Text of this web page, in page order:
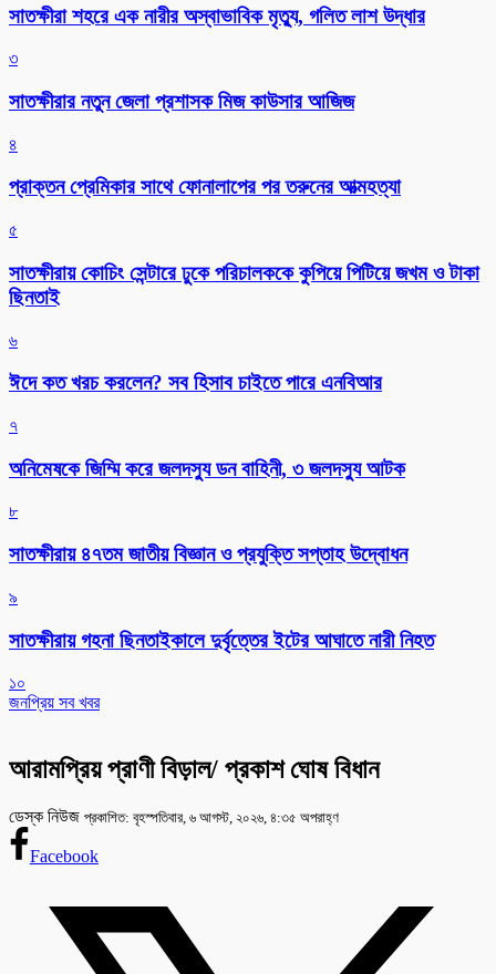
সাতক্ষীরা শহরে এক নারীর অস্বাভাবিক মৃত্যু, গলিত লাশ উদ্ধার
৩
সাতক্ষীরার নতুন জেলা প্রশাসক মিজ কাউসার আজিজ
৪
প্রাক্তন প্রেমিকার সাথে ফোনালাপের পর তরুনের আত্মহত্যা
৫
সাতক্ষীরায় কোচিং সেন্টারে ঢুকে পরিচালককে কুপিয়ে পিটিয়ে জখম ও টাকা
ছিনতাই
৬
ঈদে কত খরচ করলেন? সব হিসাব চাইতে পারে এনবিআর
৭
অনিমেষকে জিম্মি করে জলদস্যু ডন বাহিনী, ৩ জলদস্যু আটক
৮
সাতক্ষীরায় ৪৭তম জাতীয় বিজ্ঞান ও প্রযুক্তি সপ্তাহ উদ্বোধন
৯
সাতক্ষীরায় গহনা ছিনতাইকালে দুর্বৃত্তের ইটের আঘাতে নারী নিহত
১০
জনপ্রিয় সব খবর
আরামপ্রিয় প্রাণী বিড়াল/ প্রকাশ ঘোষ বিধান
ডেস্ক নিউজ প্রকাশিত: বৃহস্পতিবার, ৬ আগস্ট, ২০২৬, ৪:৩৫ অপরাহ্ণ
Facebook